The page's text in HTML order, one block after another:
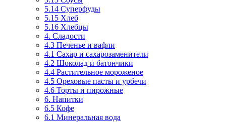
5.14 Суперфуды
5.15 Хлеб
5.16 Хлебцы
4. Сладости
4.3 Печенье и вафли
4.1 Сахар и сахарозаменители
4.2 Шоколад и батончики
4.4 Растительное мороженое
4.5 Ореховые пасты и урбечи
4.6 Торты и пирожные
6. Напитки
6.5 Кофе
6.1 Минеральная вода